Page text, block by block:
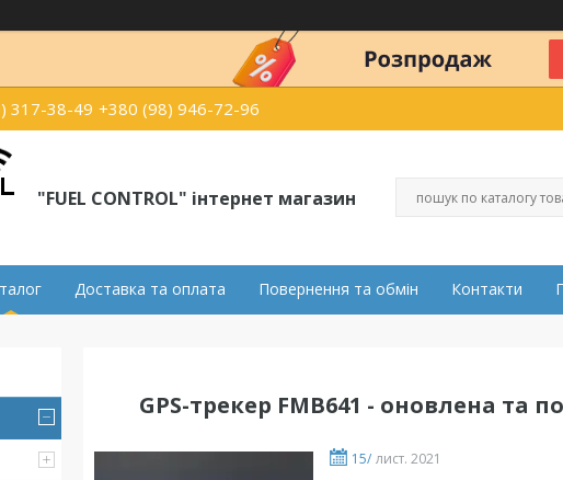
317-38-49 +380 (98) 946-72-96
"FUEL CONTROL" інтернет магазин
Доставка та оплата Повернення та обмін Контакти
GPS-трекер FMB641 - оновлена та
15/ лист. 2021